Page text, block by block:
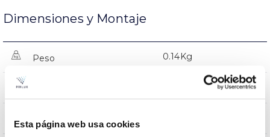
Esta página web usa cookies
Dimensiones y Montaje
Peso 0.14Kg
Ø120x18mm
Posición de montaje